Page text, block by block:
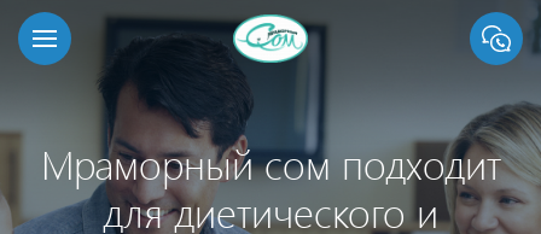
Мраморный сом подходит
для диетического и